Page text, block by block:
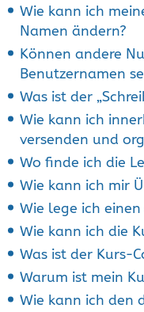
Wie kann ich
Namen ändern?
Können andere
Benutzernamen
Was ist der
Wie kann ich
versenden und
Wo finde ich die
Wie kann ich mir
Wie lege ich
Wie kann ich die
Was ist der Kurs-
Warum ist mein
Wie kann ich den